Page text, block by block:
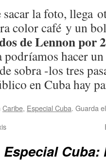
la foto, llega
color café y un
de Lennon por
podríamos hacer
sobra -los tres
en Cuba hay
Caribe, Especial Cuba. Guarda
Especial